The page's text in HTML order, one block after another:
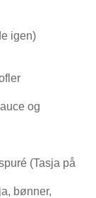
igen)
og
(Tasja på
bønner,